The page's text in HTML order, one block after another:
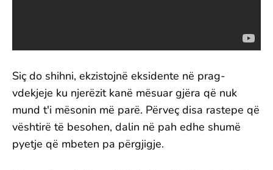
Siç do shihni, ekzistojnë eksidente në prag-
vdekjeje ku njerëzit kanë mësuar gjëra që nuk
mund t'i mësonin më parë. Përveç disa rastepe që
vështirë të besohen, dalin në pah edhe shumë
pyetje që mbeten pa përgjigje.